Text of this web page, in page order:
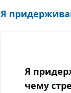
Я
Я
чему